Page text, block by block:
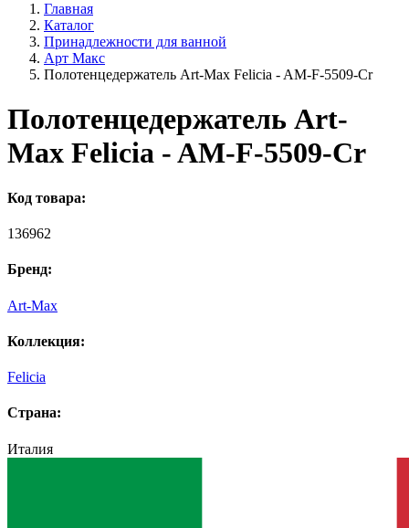
Главная
Каталог
Принадлежности для ванной
Арт Макс
Полотенцедержатель Art-Max Felicia - AM-F-5509-Cr
Полотенцедержатель Art-
Max Felicia - AM-F-5509-Cr
Код товара:
136962
Бренд:
Art-Max
Коллекция:
Felicia
Страна:
Италия